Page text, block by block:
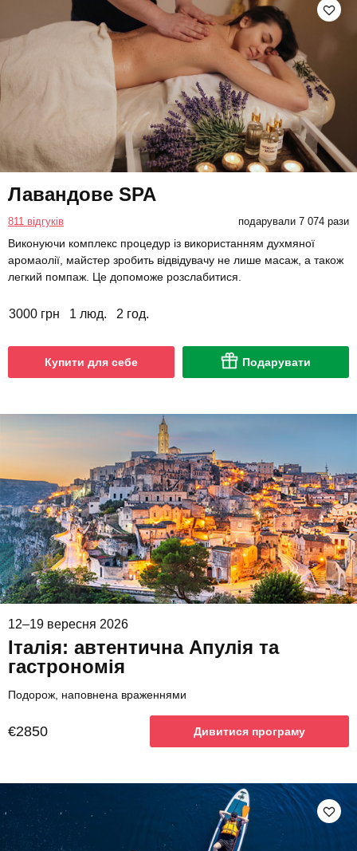
Лавандове SPA
811 відгуків подарували 7 074 рази
Виконуючи комплекс процедур із використанням духмяної
аромаолії, майстер зробить відвідувачу не лише масаж, а також
легкий помпаж. Це допоможе розслабитися.
3000 грн 1 люд. 2 год.
Купити для себе Подарувати
12–19 вересня 2026
Італія: автентична Апулія та
гастрономія
Подорож, наповнена враженнями
€2850 Дивитися програму